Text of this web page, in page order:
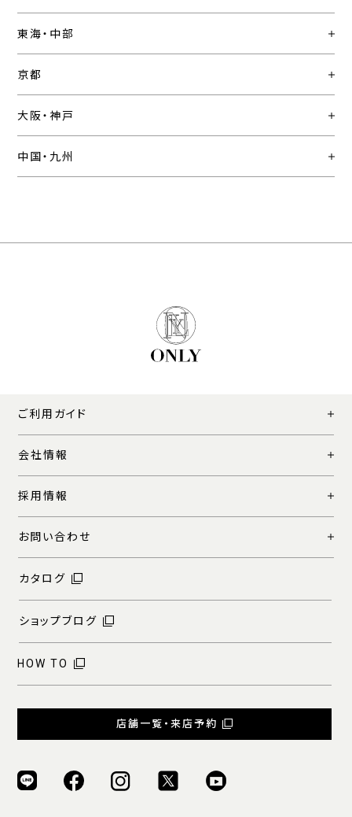
東海・中部
京都
大阪・神戸
中国・九州
ご利用ガイド
会社情報
採用情報
お問い合わせ
カタログ
ショップブログ
HOW TO
店舗一覧・来店予約